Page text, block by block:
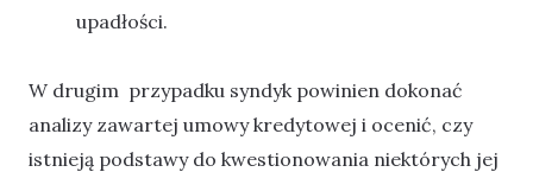
upadłości.
W drugim przypadku syndyk powinien dokonać
analizy zawartej umowy kredytowej i ocenić, czy
istnieją podstawy do kwestionowania niektórych jej